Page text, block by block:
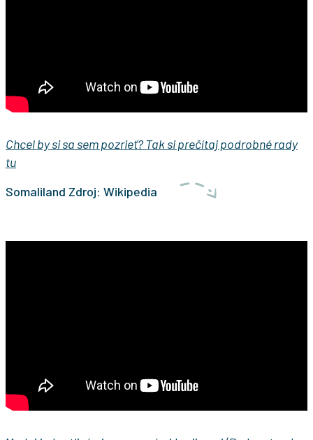
Chcel by si sa sem pozrieť? Tak si prečítaj podrobné rady
tu
Somaliland Zdroj: Wikipedia